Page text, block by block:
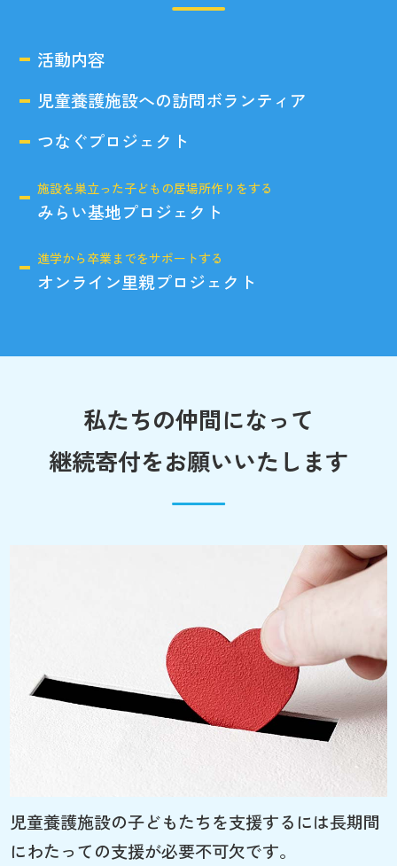
活動内容
児童養護施設への訪問ボランティア
つなぐプロジェクト
施設を巣立った子どもの居場所作りをする
みらい基地プロジェクト
進学から卒業までをサポートする
オンライン里親プロジェクト
私たちの仲間になって
継続寄付をお願いいたします
児童養護施設の子どもたちを支援するには長期間
にわたっての支援が必要不可欠です。